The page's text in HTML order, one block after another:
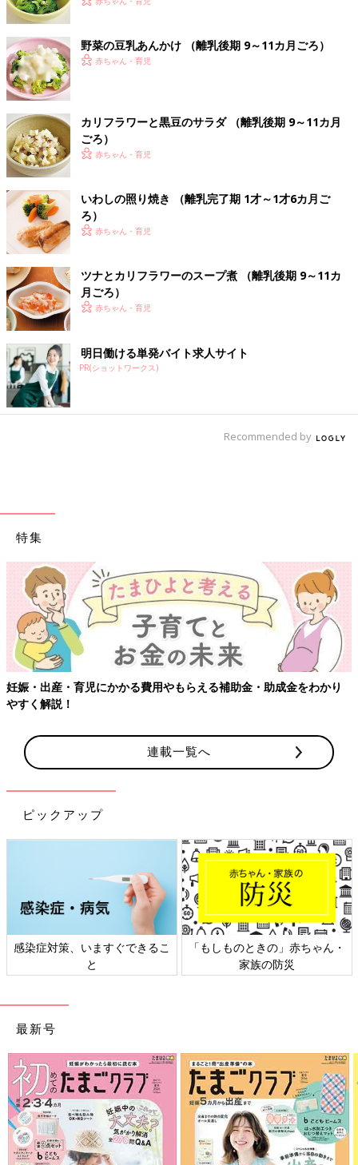
野菜の豆乳あんかけ （離乳後期 9～11カ月ごろ）
赤ちゃん・育児
カリフラワーと黒豆のサラダ （離乳後期 9～11カ月
ごろ）
赤ちゃん・育児
いわしの照り焼き （離乳完了期 1才～1才6カ月ご
ろ）
赤ちゃん・育児
ツナとカリフラワーのスープ煮 （離乳後期 9～11カ
月ごろ）
赤ちゃん・育児
明日働ける単発バイト求人サイト
PR(ショットワークス)
Recommended by
特集
妊娠・出産・育児にかかる費用やもらえる補助金・助成金をわかり
やすく解説！
連載一覧へ
ピックアップ
感染症対策、いますぐできるこ
と
「もしものときの」赤ちゃん・
家族の防災
最新号